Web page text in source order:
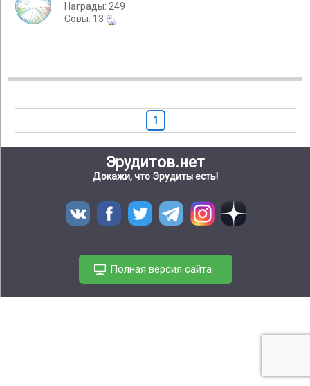
Награды: 249
Cовы: 13
1
Эрудитов.нет
Докажи, что Эрудиты есть!
Полная версия сайта